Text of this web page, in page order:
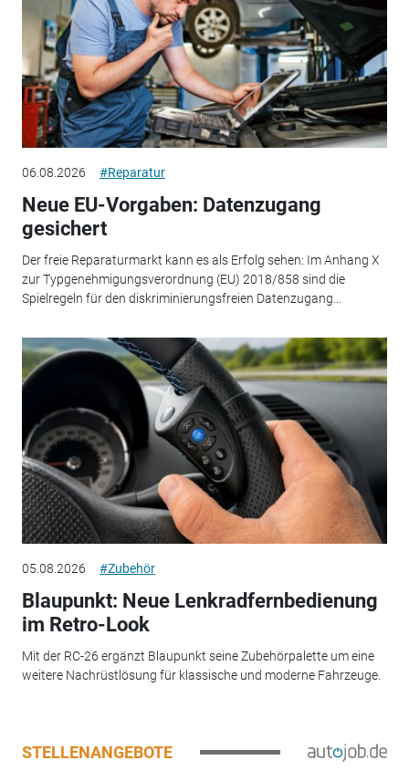
06.08.2026 #Reparatur
Neue EU-Vorgaben: Datenzugang
gesichert
Der freie Reparaturmarkt kann es als Erfolg sehen: Im Anhang X
zur Typgenehmigungsverordnung (EU) 2018/858 sind die
Spielregeln für den diskriminierungsfreien Datenzugang...
05.08.2026 #Zubehör
Blaupunkt: Neue Lenkradfernbedienung
im Retro-Look
Mit der RC-26 ergänzt Blaupunkt seine Zubehörpalette um eine
weitere Nachrüstlösung für klassische und moderne Fahrzeuge.
STELLENANGEBOTE